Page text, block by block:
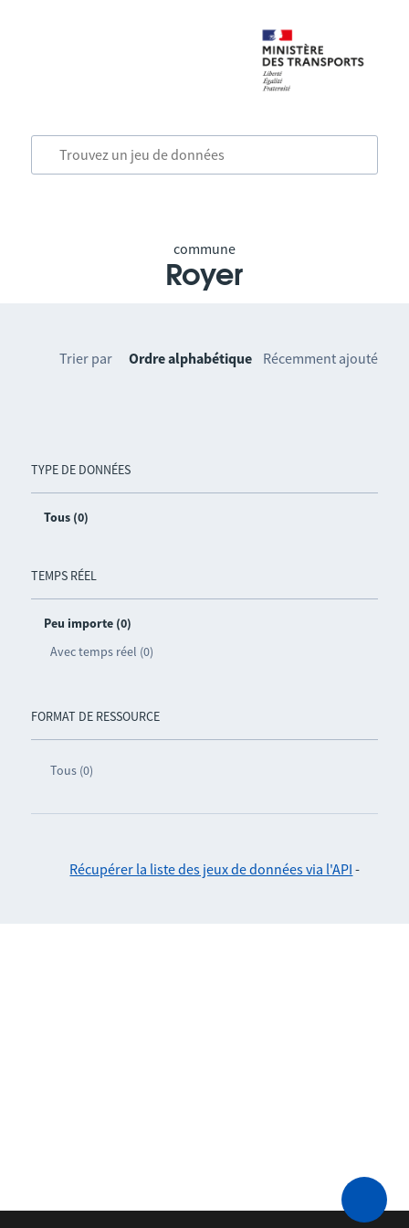
commune
Royer
TYPE DE DONNÉES
Tous (0)
TEMPS RÉEL
Peu importe (0)
Avec temps réel (0)
FORMAT DE RESSOURCE
Tous (0)
Trier par Ordre alphabétique Récemment ajouté
Récupérer la liste des jeux de données via l'API -